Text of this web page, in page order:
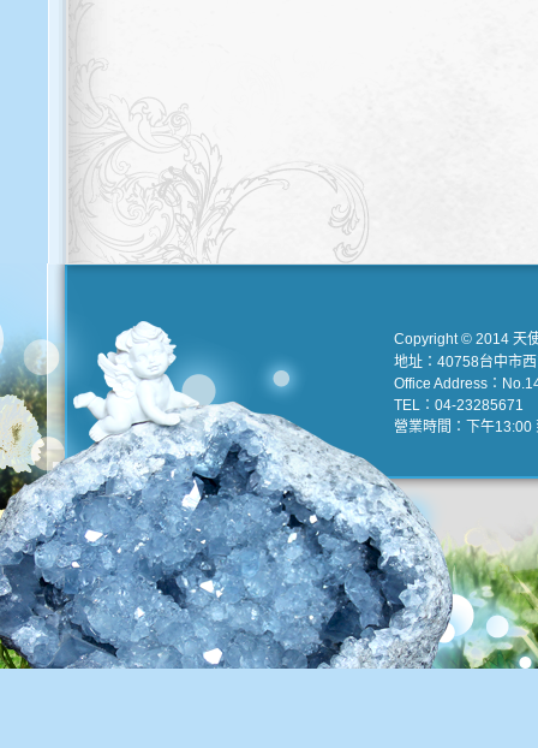
Copyright © 2014 天
地址：40758台中市
Office Address：
TEL：04-23285671
營業時間：下午13:00